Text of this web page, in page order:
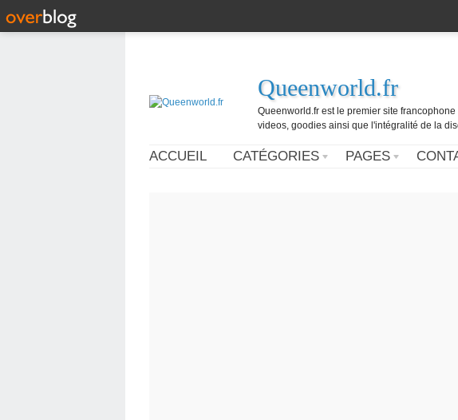
Queenworld.fr
Queenworld.fr est le premier site
videos, goodies ainsi que l'intégralité de la
ACCUEIL CATÉGORIES PAGES